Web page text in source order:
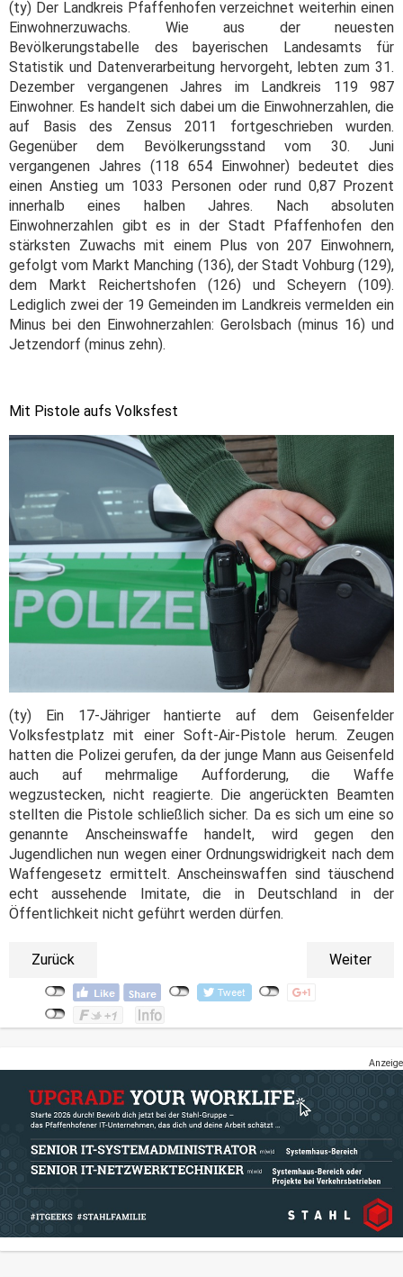
(ty) Der Landkreis Pfaffenhofen verzeichnet weiterhin einen
Einwohnerzuwachs. Wie aus der neuesten
Bevölkerungstabelle des bayerischen Landesamts für
Statistik und Datenverarbeitung hervorgeht, lebten zum 31.
Dezember vergangenen Jahres im Landkreis 119 987
Einwohner. Es handelt sich dabei um die Einwohnerzahlen, die
auf Basis des Zensus 2011 fortgeschrieben wurden.
Gegenüber dem Bevölkerungsstand vom 30. Juni
vergangenen Jahres (118 654 Einwohner) bedeutet dies
einen Anstieg um 1033 Personen oder rund 0,87 Prozent
innerhalb eines halben Jahres.
Nach absoluten
Einwohnerzahlen gibt es in der Stadt Pfaffenhofen den
stärksten Zuwachs mit einem Plus von 207 Einwohnern,
gefolgt vom Markt Manching (136), der Stadt Vohburg (129),
dem Markt Reichertshofen (126) und Scheyern (109).
Lediglich zwei der 19 Gemeinden im Landkreis vermelden ein
Minus bei den Einwohnerzahlen: Gerolsbach (minus 16) und
Jetzendorf (minus zehn).
Mit Pistole aufs Volksfest
(ty) Ein 17-Jähriger hantierte auf dem Geisenfelder
Volksfestplatz mit einer Soft-Air-Pistole herum. Zeugen
hatten die Polizei gerufen, da der junge Mann aus Geisenfeld
auch auf mehrmalige Aufforderung, die Waffe
wegzustecken, nicht reagierte. Die angerückten Beamten
stellten die Pistole schließlich sicher. Da es sich um eine so
genannte Anscheinswaffe handelt, wird gegen den
Jugendlichen nun wegen einer Ordnungswidrigkeit nach dem
Waffengesetz ermittelt. Anscheinswaffen sind täuschend
echt aussehende Imitate, die in Deutschland in der
Öffentlichkeit nicht geführt werden dürfen.
Zurück Weiter
Anzeige